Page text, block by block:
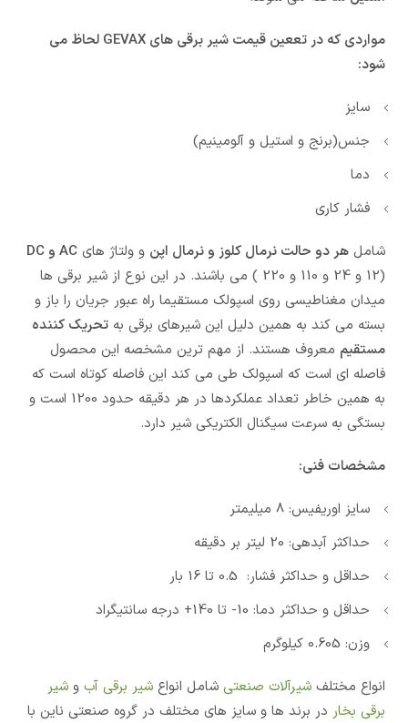
مواردی که در تععین قیمت شیر برقی های GEVAX لحاظ می
شود:
سایز
جنس(برنج و استیل و آلومینیم)
دما
فشار کاری
شامل هر دو حالت نرمال کلوز و نرمال اپن و ولتاژ های AC و DC
(12 و 24 و 110 و 220 ) می باشند. در این نوع از شیر برقی ها
میدان مغناطیسی روی اسپولک مستقیما راه عبور جریان را باز و
بسته می کند به همین دلیل این شیرهای برقی به تحریک کننده
مستقیم معروف هستند. از مهم ترین مشخصه این محصول
فاصله ای است که اسپولک طی می کند این فاصله کوتاه است که
به همین خاطر تعداد عملکردها در هر دقیقه حدود 1200 است و
بستگی به سرعت سیگنال الکتریکی شیر دارد.
مشخصات فنی:
سایز اوریفیس: 8 میلیمتر
حداکثر آبدهی: 20 لیتر بر دقیقه
حداقل و حداکثر فشار: 0.5 تا 16 بار
حداقل و حداکثر دما: 10- تا 140+ درجه سانتیگراد
وزن: 0.605 کیلوگرم
انواع مختلف شیرآلات صنعتی شامل انواع شیر برقی آب و شیر
برقی بخار در برند ها و سایز های مختلف در گروه صنعتی ناین با